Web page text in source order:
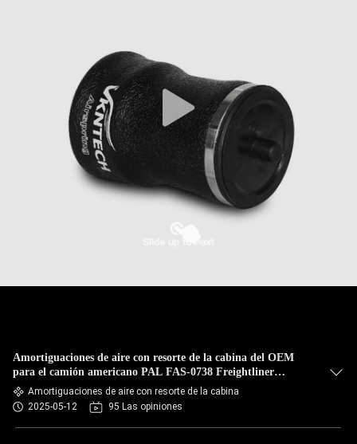
Amortiguaciones de aire con resorte de la cabina del OEM
para el camión americano PAL FAS-0738 Freightliner
GYR1S5045 Goodyear 1S5-045 VKNTECH 1S5045
Amortiguaciones de aire con resorte de la cabina
2025-05-12
95 Las opiniones